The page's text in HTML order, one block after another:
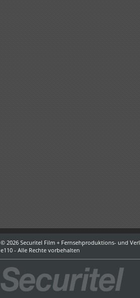
© 2026 Securitel Film + Fernsehproduktions- und
e110 - Alle Rechte vorbehalten